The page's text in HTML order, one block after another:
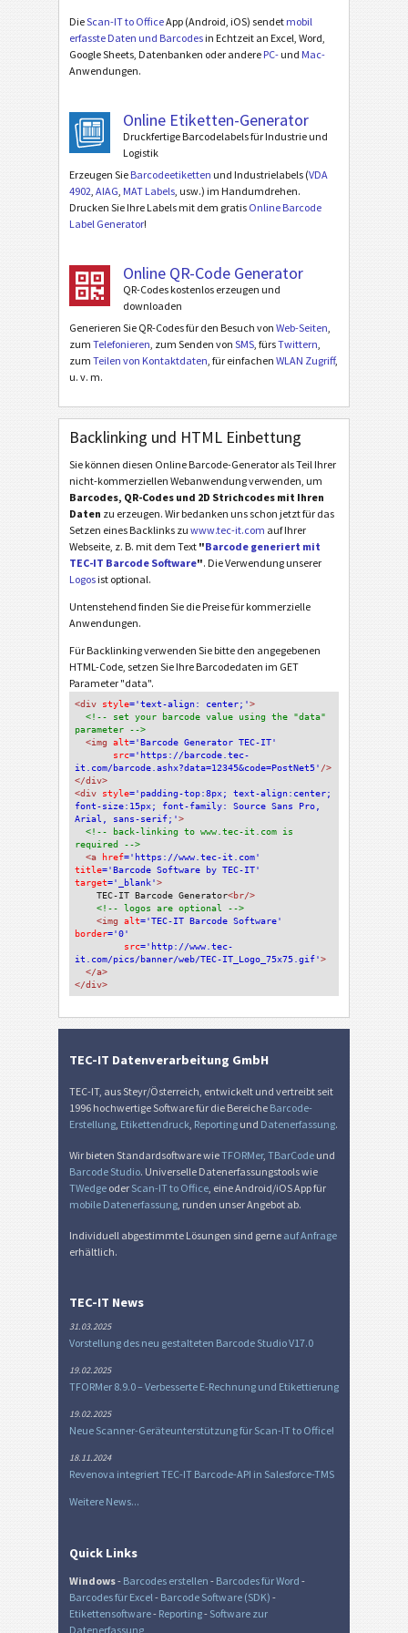
DieScan-IT to OfficeApp (Android, iOS) sendet mobil
erfasste Daten und Barcodes in Echtzeit an Excel, Word,
Google Sheets, Datenbanken oder andere PC- und Mac-
Anwendungen.
Online Etiketten-Generator
Druckfertige Barcodelabels für Industrie und
Logistik
Erzeugen Sie Barcodeetiketten und Industrielabels (VDA
4902 AIAG MAT Labels , usw.) im Handumdrehen.
Drucken Sie Ihre Labels mit dem gratis Online Barcode
Label Generator!
Online QR-Code Generator
QR-Codes kostenlos erzeugen und
downloaden
Generieren Sie QR-Codes für den Besuch von Web-Seiten
zum Telefonieren , zum Senden von SMS , fürsTwittern
zum Teilen von Kontaktdaten , für einfachen WLAN Zugriff,
u. v. m.
Backlinking und HTML Einbettung
Sie können diesen Online Barcode-Generator als Teil Ihrer
nicht-kommerziellen Webanwendung verwenden, um
Barcodes, QR-Codes und 2D Strichcodes mit Ihren
Daten zu erzeugen. Wir bedanken uns schon jetzt für das
Setzen eines Backlinks zu www.tec-it.com auf Ihrer
Webseite, z. B. mit dem Text "Barcode generiert mit
TEC-IT Barcode Software". Die Verwendung unserer
Logos ist optional.
Untenstehend finden Sie die Preise für kommerzielle
Anwendungen.
Für Backlinking verwenden Sie bitte den angegebenen
HTML-Code, setzen Sie Ihre Barcodedaten im GET
Parameter "data".
<div style='text-align: center;'>
<!-- set your barcode value using the "data"
parameter -->
<img alt='Barcode Generator TEC-IT'
src='https://barcode.tec-
it.com/barcode.ashx?data=12345&code=PostNet5' />
</div>
<div style='padding-top:8px; text-align:center;
font-size:15px; font-family: Source Sans Pro,
Arial, sans-serif;'>
<!-- back-linking to www.tec-it.com is
required -->
<a href='https://www.tec-it.com'
title='Barcode Software by TEC-IT'
target='_blank'>
TEC-IT Barcode Generator<br/>
<!-- logos are optional -->
<img alt='TEC-IT Barcode Software'
border='0'
src='http://www.tec-
it.com/pics/banner/web/TEC-IT_Logo_75x75.gif'>
</a>
</div>
TEC-IT Datenverarbeitung GmbH
TEC-IT, aus Steyr/Österreich, entwickelt und vertreibt seit
1996 hochwertige Software für die Bereiche Barcode-
Erstellung Etikettendruck Reporting und Datenerfassung.
Wir bieten Standardsoftware wieTFORMer, TBarCode und
Barcode Studio. Universelle Datenerfassungstools wie
TWedge oder Scan-IT to Office , eine Android/iOS App für
mobile Datenerfassung , runden unser Angebot ab.
Individuell abgestimmte Lösungen sind gerne auf Anfrage
erhältlich.
TEC-IT News
31.03.2025
Vorstellung des neu gestalteten Barcode Studio V17.0
19.02.2025
TFORMer 8.9.0 – Verbesserte E-Rechnung und Etikettierung
19.02.2025
Neue Scanner-Geräteunterstützung für Scan-IT to Office!
18.11.2024
Revenova integriert TEC-IT Barcode-API in Salesforce-TMS
Weitere News...
Quick Links
Windows- Barcodes erstellen - Barcodes für Word -
Barcodes für Excel - Barcode Software (SDK) -
Etikettensoftware- Reporting- Software zur
Datenerfassung